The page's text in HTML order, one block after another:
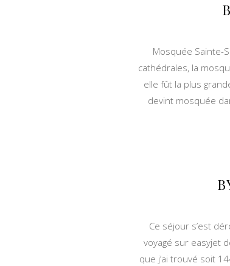
Mosquée Sainte-
cathédrales, la
elle fût la plus
devint mosquée
Ce séjour s’est
voyagé sur easyjet
que j’ai trouvé soit